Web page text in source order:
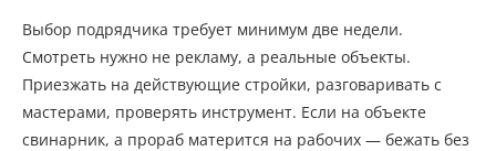
Выбор подрядчика требует минимум две недели.
Смотреть нужно не рекламу, а реальные объекты.
Приезжать на действующие стройки, разговаривать с
мастерами, проверять инструмент. Если на объекте
свинарник, а прораб матерится на рабочих — бежать без